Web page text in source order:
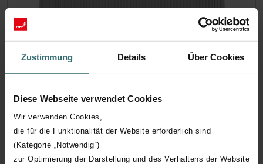
Zustimmung Details Über Cookies
Diese Webseite verwendet Cookies
Wir verwenden Cookies,
die für die Funktionalität der Website erforderlich sind
(Kategorie „Notwendig“)
zur Optimierung der Darstellung und des Verhaltens der Website
Zehnder Grobstaubfilterset für Focus
200, ISO Coarse 70%, 2 Stück
Das Filterset 527004260 besteht aus 2 Grobstaubfiltern ISO
Katalognummer: 527004260
Auf Lager